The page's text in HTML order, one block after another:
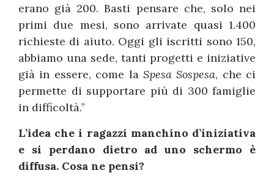
erano già 200. Basti pensare che, solo nei
primi due mesi, sono arrivate quasi 1.400
richieste di aiuto. Oggi gli iscritti sono 150,
abbiamo una sede, tanti progetti e iniziative
già in essere, come la Spesa Sospesa, che ci
permette di supportare più di 300 famiglie
in difficoltà.”
L’idea che i ragazzi manchino d’iniziativa
e si perdano dietro ad uno schermo è
diffusa. Cosa ne pensi?